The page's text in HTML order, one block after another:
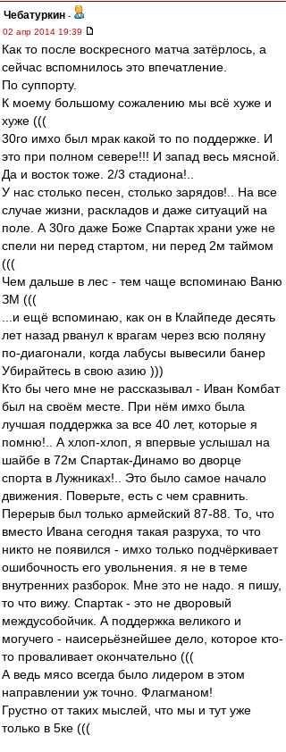
Чебатуркин -
02 апр 2014 19:39
Как то после воскресного матча затёрлось, а
сейчас вспомнилось это впечатление.
По суппорту.
К моему большому сожалению мы всё хуже и
хуже (((
30го имхо был мрак какой то по поддержке. И
это при полном севере!!! И запад весь мясной.
Да и восток тоже. 2/3 стадиона!..
У нас столько песен, столько зарядов!.. На все
случае жизни, раскладов и даже ситуаций на
поле. А 30го даже Боже Спартак храни уже не
спели ни перед стартом, ни перед 2м таймом
(((
Чем дальше в лес - тем чаще вспоминаю Ваню
ЗМ (((
...и ещё вспоминаю, как он в Клайпеде десять
лет назад рванул к врагам через всю поляну
по-диагонали, когда лабусы вывесили банер
Убирайтесь в свою азию )))
Кто бы чего мне не рассказывал - Иван Комбат
был на своём месте. При нём имхо была
лучшая поддержка за все 40 лет, которые я
помню!.. А хлоп-хлоп, я впервые услышал на
шайбе в 72м Спартак-Динамо во дворце
спорта в Лужниках!.. Это было самое начало
движения. Поверьте, есть с чем сравнить.
Перерыв был только армейский 87-88. То, что
вместо Ивана сегодня такая разруха, то что
никто не появился - имхо только подчёркивает
ошибочность его увольнения. я не в теме
внутренних разборок. Мне это не надо. я пишу,
то что вижу. Спартак - это не дворовый
междусобойчик. А поддержка великого и
могучего - наисерьёзнейшее дело, которое кто-
то проваливает окончательно (((
А ведь мясо всегда было лидером в этом
направлении уж точно. Флагманом!
Грустно от таких мыслей, что мы и тут уже
только в 5ке (((